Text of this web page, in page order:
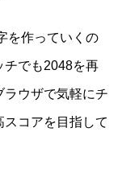
を作っていくの
チでも2048を再
ウザで気軽にチ
コアを目指して